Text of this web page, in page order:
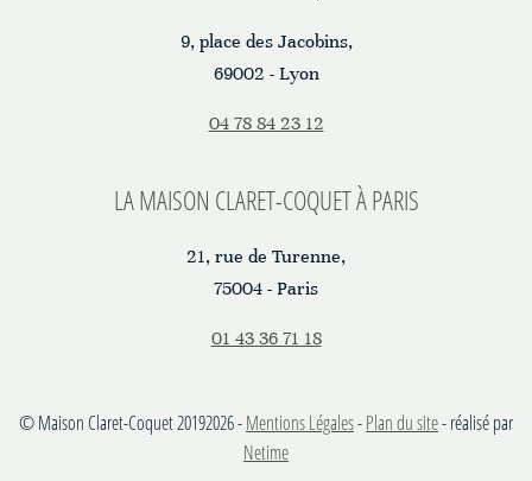
9, place des Jacobins,
69002 - Lyon
04 78 84 23 12
LA MAISON CLARET-COQUET À PARIS
21, rue de Turenne,
75004 - Paris
01 43 36 71 18
© Maison Claret-Coquet 20192026 -Mentions Légales-Plan du site- réalisé par
Netime